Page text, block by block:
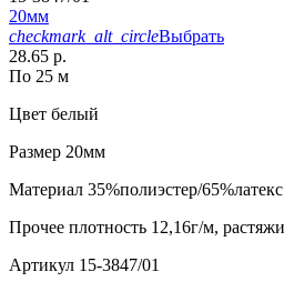
20мм
checkmark_alt_circleВыбрать
28.65 р.
По 25 м
Цвет белый
Размер 20мм
Материал 35%полиэстер/65%латекс
Прочее плотность 12,16г/м,
Артикул 15-3847/01